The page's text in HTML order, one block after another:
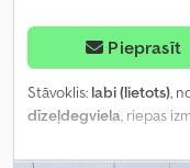
Pieprasīt
Stāvoklis: labi (lietots),
dīzeļdegviela, riepas
vadītāja kabīne:dienas